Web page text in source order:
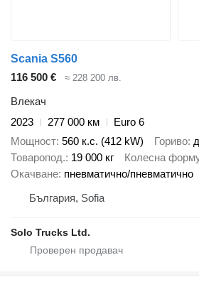
Scania S560
116 500 €
≈ 228 200 лв.
Влекач
2023
277 000 км
Euro 6
Мощност 560 к.с. (412 kW) Гориво
Товаропод. 19 000 кг Колесна
Окачване пневматично/пневматично
България, Sofia
Solo Trucks Ltd.